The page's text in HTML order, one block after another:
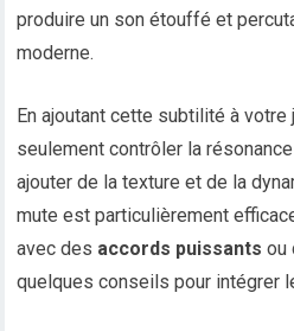
produire un son étouffé et
moderne.
En ajoutant cette subtilité à
seulement contrôler la
ajouter de la texture et de la
mute est particulièrement
avec des accords puissants ou
quelques conseils pour intégrer